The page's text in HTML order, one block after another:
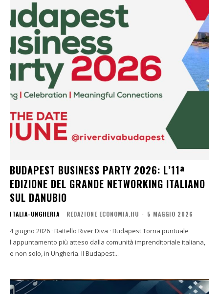
BUDAPEST BUSINESS PARTY 2026: L’11ª
EDIZIONE DEL GRANDE NETWORKING ITALIANO
SUL DANUBIO
ITALIA-UNGHERIA REDAZIONE ECONOMIA.HU - 5 MAGGIO 2026
4 giugno 2026 · Battello River Diva · Budapest Torna puntuale
l'appuntamento più atteso dalla comunità imprenditoriale italiana,
e non solo, in Ungheria. Il Budapest...